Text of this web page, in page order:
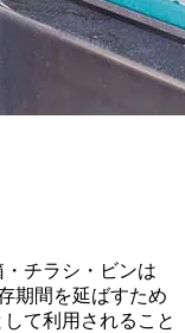
チラシ・ビンは
期間を延ばすため
て利用されること